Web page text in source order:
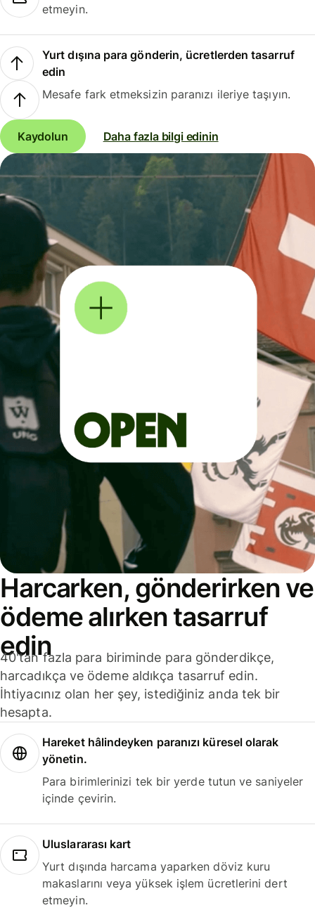
etmeyin.
Yurt dışına para gönderin, ücretlerden tasarruf
edin
Mesafe fark etmeksizin paranızı ileriye taşıyın.
Kaydolun Daha fazla bilgi edinin
Harcarken, gönderirken ve
ödeme alırken tasarruf
edin
40'tan fazla para biriminde para gönderdikçe,
harcadıkça ve ödeme aldıkça tasarruf edin.
İhtiyacınız olan her şey, istediğiniz anda tek bir
hesapta.
Hareket hâlindeyken paranızı küresel olarak
yönetin.
Para birimlerinizi tek bir yerde tutun ve saniyeler
içinde çevirin.
Uluslararası kart
Yurt dışında harcama yaparken döviz kuru
makaslarını veya yüksek işlem ücretlerini dert
etmeyin.